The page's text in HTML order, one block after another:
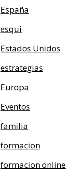
España
esqui
Estados Unidos
estrategias
Europa
Eventos
familia
formacion
formacion online